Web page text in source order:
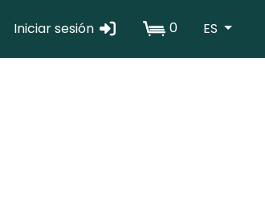
Erabiltzaile
Iniciar sesión 0 ES